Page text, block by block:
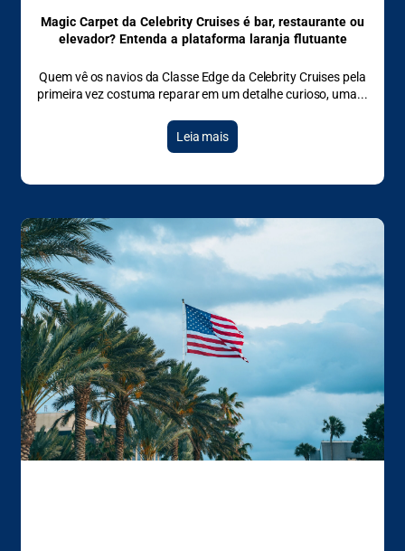
Magic Carpet da Celebrity Cruises é bar, restaurante ou
elevador? Entenda a plataforma laranja flutuante
Quem vê os navios da Classe Edge da Celebrity Cruises pela
primeira vez costuma reparar em um detalhe curioso, uma
Leia mais